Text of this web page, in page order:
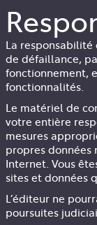
La responsabilité
de défaillance,
fonctionnement,
fonctionnalités.
Le matériel de
votre entière
mesures
propres données
Internet. Vous
sites et données
L’éditeur ne
poursuites